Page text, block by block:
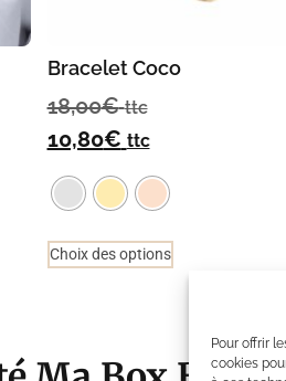
Pour offrir
cookies
Bracelet Coco
18,00€ ttc
10,80€ ttc
Choix des options